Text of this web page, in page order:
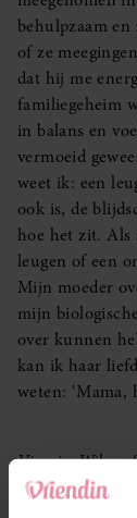
behulpzaam en
of ze
dat hij me
familiegeheim
in balans en
vermoeid
weet ik: een
ook is, de
hoe het zit. Als
leugen of een
Mijn moeder
mijn
over kunnen
kan ik haar
weten: ‘Mama,
Visagie: Wilma
Meer